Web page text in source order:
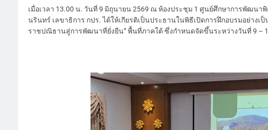
เมื่อเวลา 13.00 น. วันที่ 9 มิถุนายน 2569 ณ ห้องประชุม 1 ศูนย์ศึกษาการพัฒนา
นรินทร์ เลขาธิการ กปร. ได้ให้เกียรติเป็นประธานในพิธีเปิดการฝึกอบรมอย่าง
ราชปณิธานสู่การพัฒนาที่ยั่งยืน” พื้นที่ภาคใต้ ซึ่งกำหนดจัดขึ้นระหว่างวันที่ 9 –